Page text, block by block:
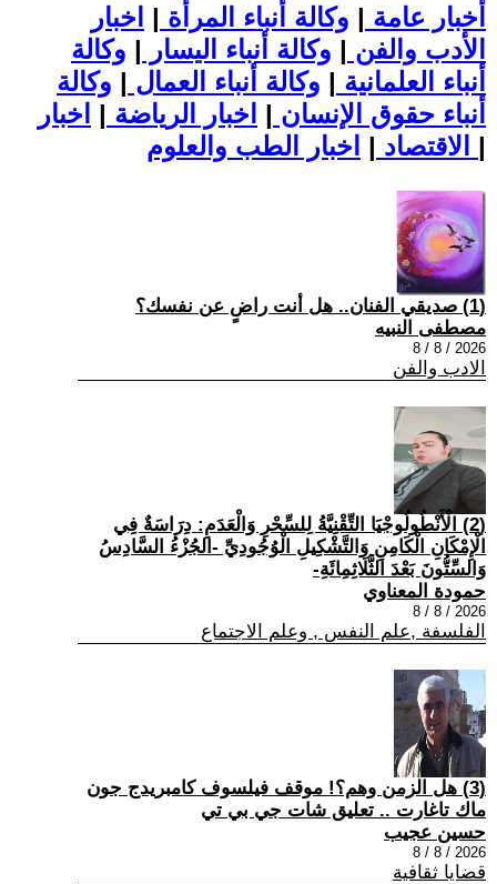
أخبار عامة | وكالة أنباء المرأة | اخبار
الأدب والفن | وكالة أنباء اليسار | وكالة
أنباء العلمانية | وكالة أنباء العمال | وكالة
أنباء حقوق الإنسان | اخبار الرياضة | اخبار
الاقتصاد | |
(1) صديقي الفنان.. هل أنت راضٍ عن نفسك؟
مصطفى النبيه
2026 / 8 / 8
الادب والفن
(2) الْأَنْطُولُوجْيَا التِّقْنِيَّةُ لِلسِّحْرِ وَالْعَدَمِ: دِرَاسَةٌ فِي
الْإِمْكَانِ الْكَامِنِ وَالتَّشْكِيلِ الْوُجُودِيِّ -الجُزْءُ السَّادِسُ
وَالسِّتُّونَ بَعْدَ الثَّلَاثِمِائَةِ-
حمودة المعناوي
2026 / 8 / 8
الفلسفة ,علم النفس , وعلم الاجتماع
(3) هل الزمن وهم؟! موقف فيلسوف كامبريدج جون
ماك تاغارت .. تعليق شات جي بي تي
حسين عجيب
2026 / 8 / 8
قضايا ثقافية